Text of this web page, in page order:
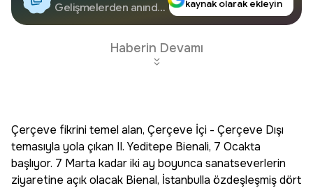
Google'da Takip
Edin
Gelişmelerden anında
kaynak olarak ekleyin
Haberin Devamı
Çerçeve fikrini temel alan, Çerçeve İçi - Çerçeve Dışı
temasıyla yola çıkan II. Yeditepe Bienali, 7 Ocakta
başlıyor. 7 Marta kadar iki ay boyunca sanatseverlerin
ziyaretine açık olacak Bienal, İstanbulla özdeşleşmiş dört